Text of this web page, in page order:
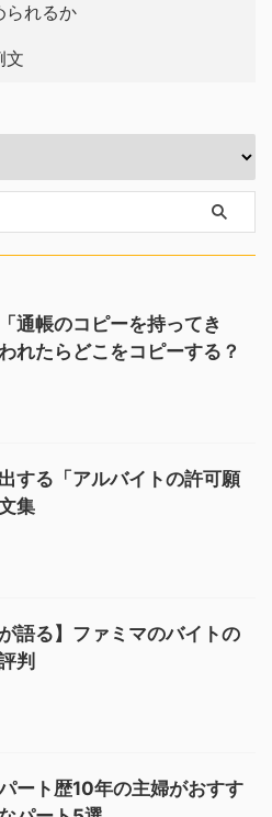
られるか
文
通帳のコピーを持ってき
れたらどこをコピーする？
する「アルバイトの許可願
集
が語る】ファミマのバイトの
判
パート歴10年の主婦がおすす